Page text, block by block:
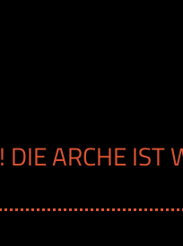
ARCHE IST